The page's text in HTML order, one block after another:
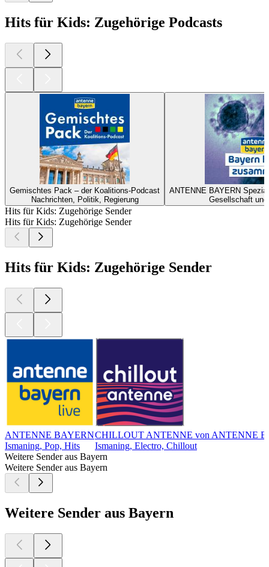
Hits für Kids: Zugehörige Podcasts
Gemischtes Pack – der Koalitions-Podcast
Nachrichten, Politik, Regierung
ANTENNE BAYERN
Gesellschaft
Hits für Kids: Zugehörige Sender
Hits für Kids: Zugehörige Sender
Hits für Kids: Zugehörige Sender
ANTENNE BAYERN
Ismaning, Pop, Hits
CHILLOUT ANTENNE von ANTENNE
Ismaning, Electro, Chillout
Weitere Sender aus Bayern
Weitere Sender aus Bayern
Weitere Sender aus Bayern